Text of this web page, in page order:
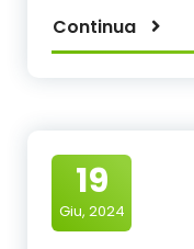
Continua
19
Giu, 2024